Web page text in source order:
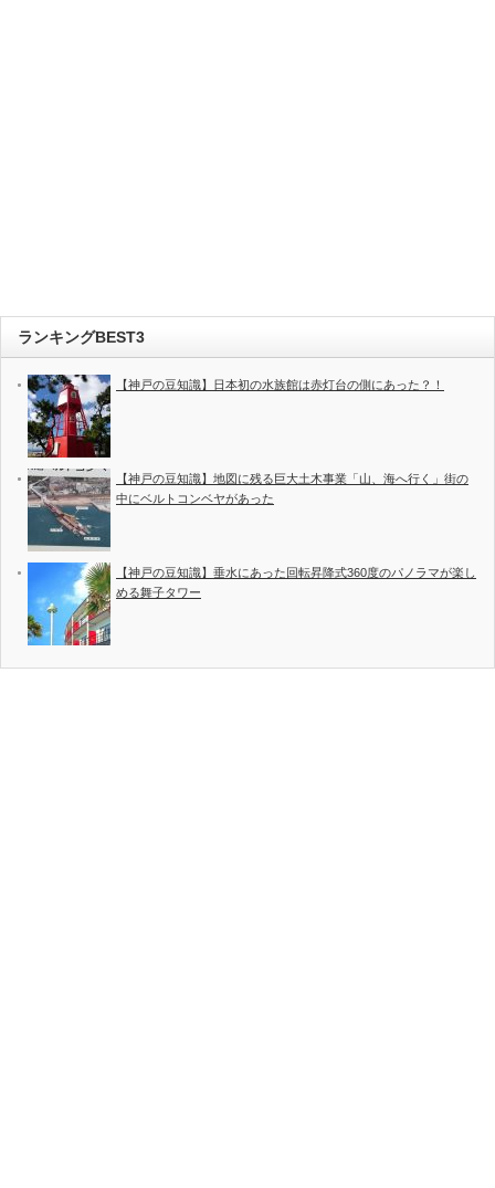
ランキングBEST3
【神戸の豆知識】日本初の水族館は赤灯台の側にあった？！
【神戸の豆知識】地図に残る巨大土木事業「山、海へ行く」街の
中にベルトコンベヤがあった
【神戸の豆知識】垂水にあった回転昇降式360度のパノラマが楽し
める舞子タワー